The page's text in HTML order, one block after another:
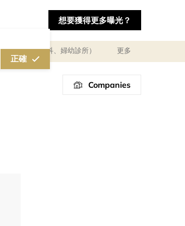
正確
想要獲得更多曝光？
醫療診所（婦產科、婦幼診所） 更多
Companies